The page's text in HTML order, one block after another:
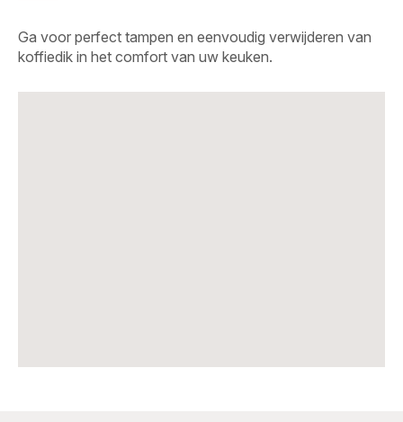
Ga voor perfect tampen en eenvoudig verwijderen van
koffiedik in het comfort van uw keuken.